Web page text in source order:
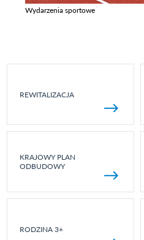
Wydarzenia sportowe
REWITALIZACJA
KRAJOWY PLAN
ODBUDOWY
RODZINA 3+